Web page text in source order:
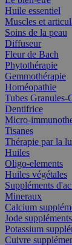
Huile essentiel
Muscles et
Soins de la peau
Diffuseur
Fleur de Bach
Phytothérapie
Gemmothérapie
Homéopathie
Tubes Granules-
Dentifrice
Micro-
Tisanes
Thérapie par la
Huiles
Oligo-elements
Huiles végétales
Suppléments
Mineraux
Calcium
Jode suppléments
Potassium
Cuivre